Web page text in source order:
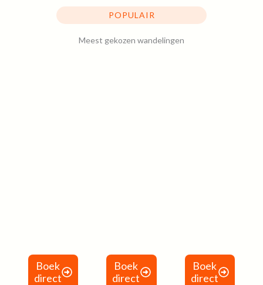
POPULAIR
Meest gekozen wandelingen
Boek
direct
Boek
direct
Boek
direct